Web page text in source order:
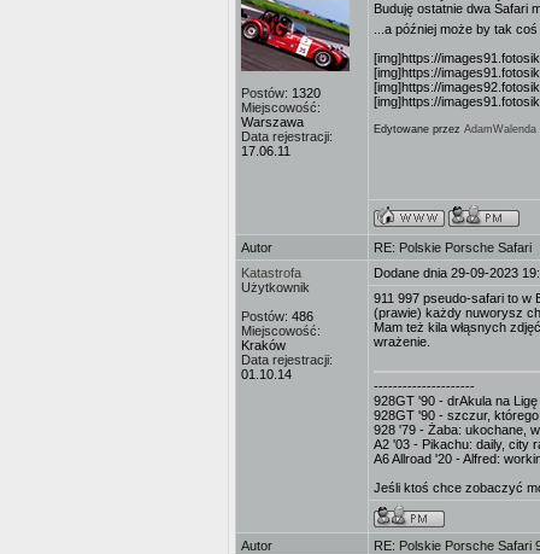
Postów: 1320
Miejscowość:
Warszawa
Data rejestracji:
17.06.11
Buduję ostatnie dwa Safari
...a później może by tak
[img]https://
[img]https://
[img]https://
[img]https://
Edytowane przez AdamWalenda
Autor
RE: Polskie Porsche Safari
Katastrofa
Użytkownik
Postów: 486
Miejscowość:
Kraków
Data rejestracji:
01.10.14
Dodane dnia 29-09-2023
911 997 pseudo-safari to w
(prawie) każdy nuworysz
Mam też kila włąsnych
wrażenie.
---------------------
928GT '90 - drAkula na
928GT '90 - szczur,
928 '79 - Żaba: ukochane,
A2 '03 - Pikachu: daily, city
A6 Allroad '20 - Alfred:
Jeśli ktoś chce zobaczyć
Autor
RE: Polskie Porsche Safari